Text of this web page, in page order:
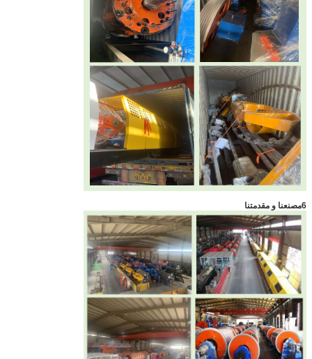
6مصنعنا و مقدمتنا